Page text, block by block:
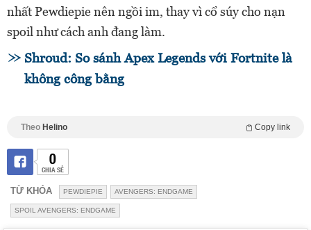
nhất Pewdiepie nên ngồi im, thay vì cổ súy cho nạn
spoil như cách anh đang làm.
Shroud: So sánh Apex Legends với Fortnite là
không công bằng
Theo Helino Copy link
0
CHIA SẺ
TỪ KHÓA PEWDIEPIE AVENGERS: ENDGAME
SPOIL AVENGERS: ENDGAME